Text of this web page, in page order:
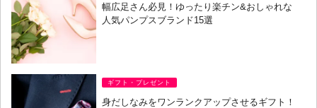
幅広足さん必見！ゆったり楽チン&おしゃれな
人気パンプスブランド15選
ギフト・プレゼント
身だしなみをワンランクアップさせるギフト！